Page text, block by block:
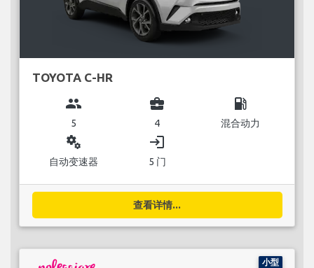
TOYOTA C-HR
group
5
business_center
4
local_gas_station
混合动力
miscellaneous_services
自动变速器
login
5 门
查看详情...
小型